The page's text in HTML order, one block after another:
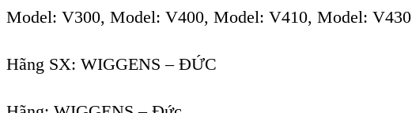
Model: V300, Model: V400, Model: V410, Model: V430
Hãng SX: WIGGENS – ĐỨC